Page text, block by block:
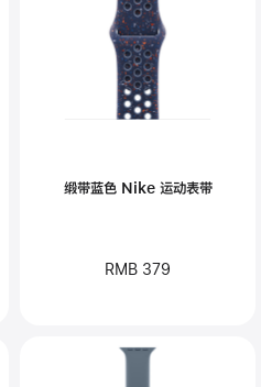
缎带蓝色 Nike 运动表带
RMB 379